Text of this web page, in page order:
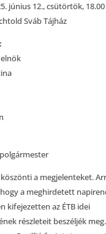
június 12., csütörtök,
Sváb Tájház
a megjelenteket.
hogy a meghirdetett
kifejezetten az ÉTB idei
részleteit beszéljék